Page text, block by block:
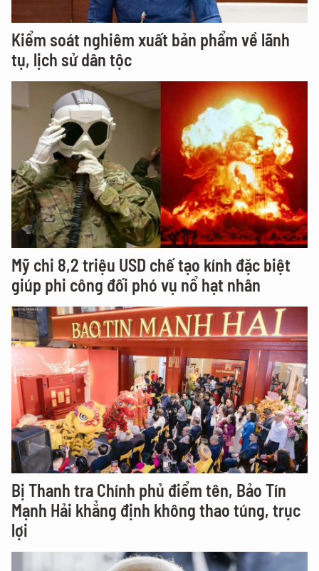
Kiểm soát nghiêm xuất bản phẩm về lãnh
tụ, lịch sử dân tộc
Mỹ chi 8,2 triệu USD chế tạo kính đặc biệt
giúp phi công đối phó vụ nổ hạt nhân
Bị Thanh tra Chính phủ điểm tên, Bảo Tín
Mạnh Hải khẳng định không thao túng, trục
lợi